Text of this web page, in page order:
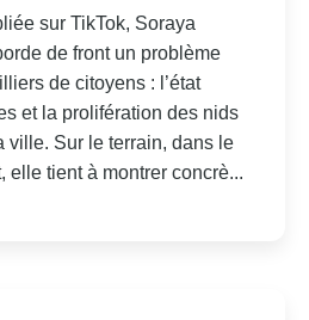
sur TikTok, Soraya
de front un problème
de citoyens : l’état
et la prolifération des nids
ville. Sur le terrain, dans le
elle tient à montrer concrè...